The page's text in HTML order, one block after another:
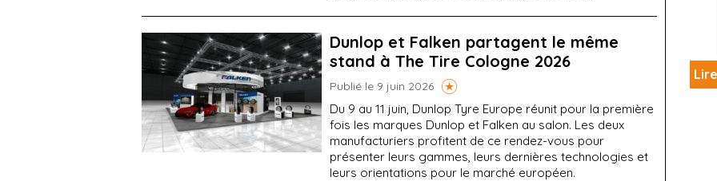
Dunlop et Falken partagent le même
stand à The Tire Cologne 2026
Publié le 9 juin 2026
Du 9 au 11 juin, Dunlop Tyre Europe réunit pour la première
fois les marques Dunlop et Falken au salon. Les deux
manufacturiers profitent de ce rendez-vous pour
présenter leurs gammes, leurs dernières technologies et
leurs orientations pour le marché européen.